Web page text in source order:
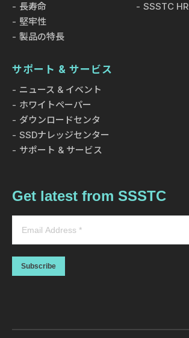
長寿命
堅牢性
製品の特長
SSSTC HR
サポート & サービス
ニュース & イベント
ホワイトペーパー
ダウンロードセンタ
SSDナレッジセンター
サポート & サービス
Get latest from SSSTC
Subscribe